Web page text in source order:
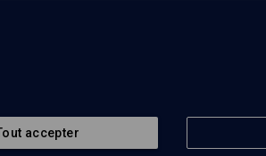
accepter